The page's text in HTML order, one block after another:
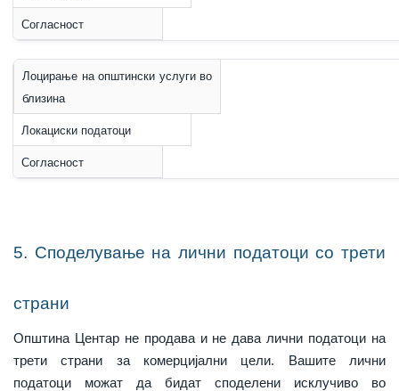
Согласност
Лоцирање на општински услуги во
близина
Локациски податоци
Согласност
5. Споделување на лични податоци со трети
страни
Општина Центар не продава и не дава лични податоци на
трети страни за комерцијални цели. Вашите лични
податоци можат да бидат споделени исклучиво во